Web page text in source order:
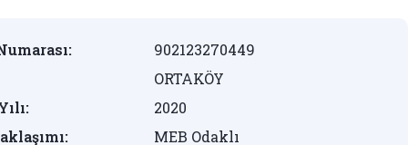
902123270449
ORTAKÖY
2020
MEB Odaklı